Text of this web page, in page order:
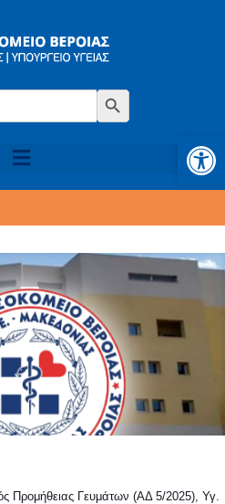
Search Button
Προμήθειας Γευμάτων (ΑΔ 5/2025), Υγ.